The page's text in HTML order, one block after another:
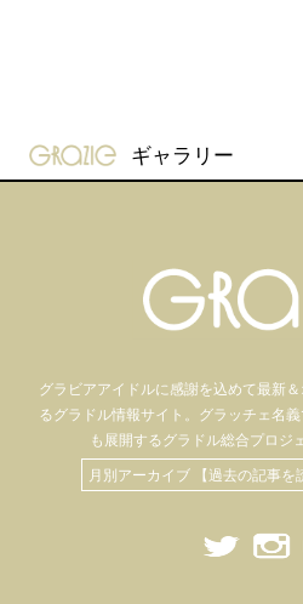
gravure-grazie
ギャラリー
グラビアアイドルに感謝を込めて最新
るグラドル情報サイト。 グラッチェ名
も 展開するグラドル総合プロジ
月別アーカイブ 【過去の記事